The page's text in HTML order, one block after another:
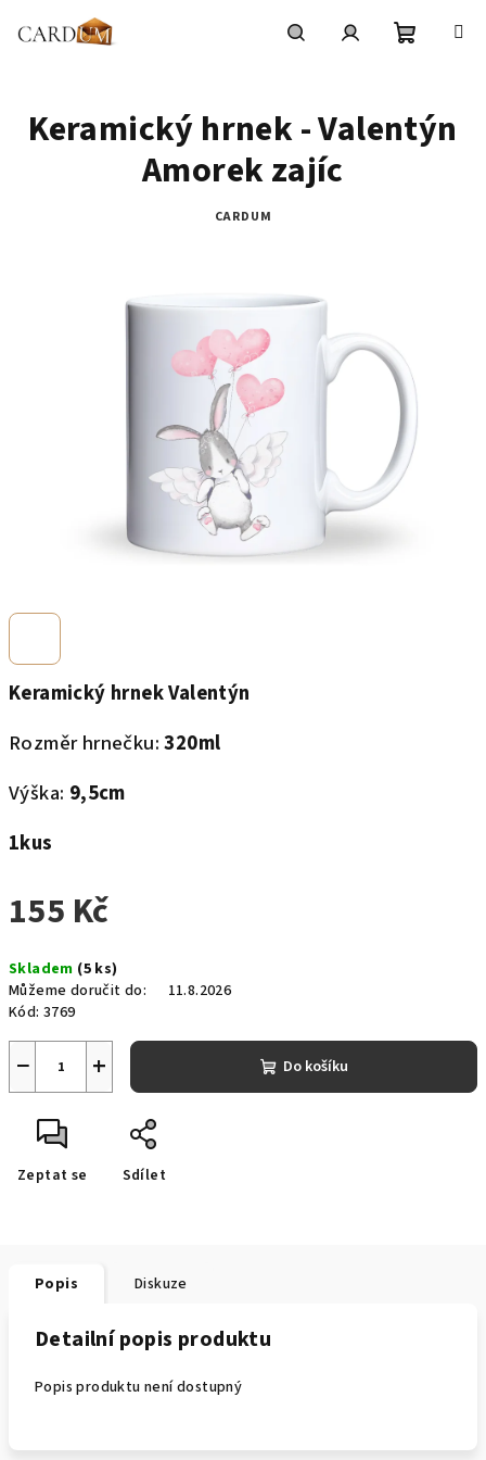
košík
Keramický hrnek Valentýn
Rozměr hrnečku:320ml
Výška: 9,5cm
1kus
155 Kč
cena:
Skladem (5 ks)
Můžeme doručit do:
11.8.2026
Kód: 3769
+
− Do košíku
Zeptat se Sdílet
Keramický hrnek - Valentýn
Amorek zajíc
CARDUM
Popis Diskuze
Detailní popis produktu
Popis produktu není dostupný